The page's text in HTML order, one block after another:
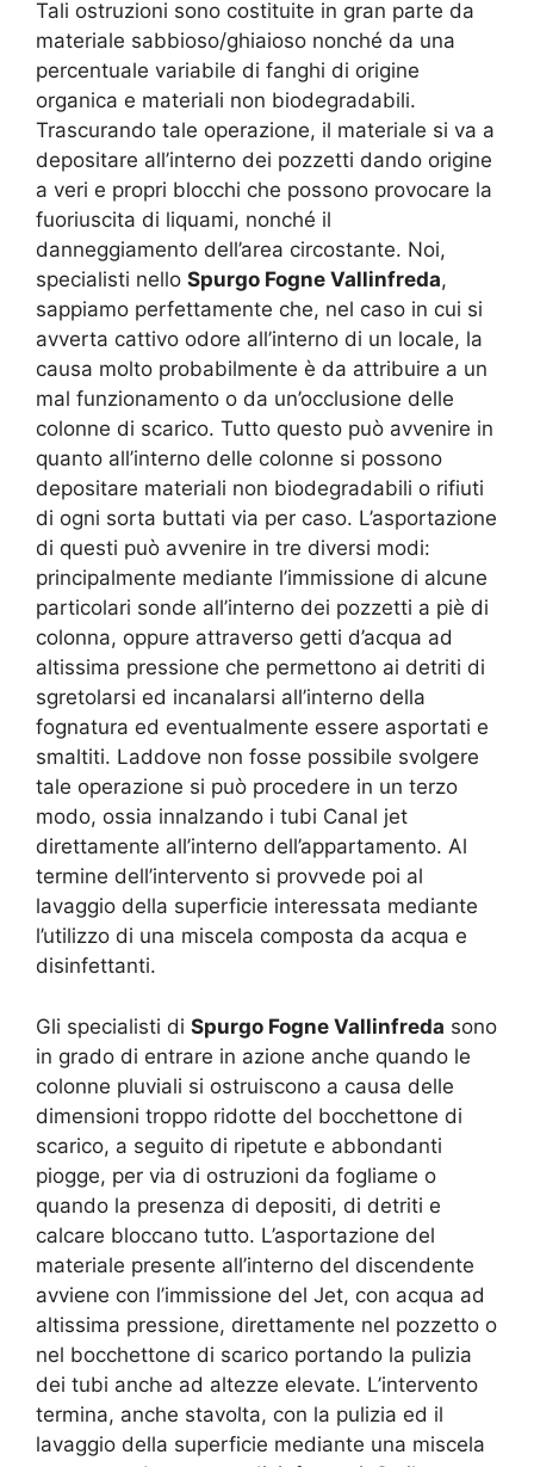
Tali ostruzioni sono costituite in gran parte da
materiale sabbioso/ghiaioso nonché da una
percentuale variabile di fanghi di origine
organica e materiali non biodegradabili.
Trascurando tale operazione, il materiale si va a
depositare all’interno dei pozzetti dando origine
a veri e propri blocchi che possono provocare la
fuoriuscita di liquami, nonché il
danneggiamento dell’area circostante. Noi,
specialisti nello Spurgo Fogne Vallinfreda,
sappiamo perfettamente che, nel caso in cui si
avverta cattivo odore all’interno di un locale, la
causa molto probabilmente è da attribuire a un
mal funzionamento o da un’occlusione delle
colonne di scarico. Tutto questo può avvenire in
quanto all’interno delle colonne si possono
depositare materiali non biodegradabili o rifiuti
di ogni sorta buttati via per caso. L’asportazione
di questi può avvenire in tre diversi modi:
principalmente mediante l’immissione di alcune
particolari sonde all’interno dei pozzetti a piè di
colonna, oppure attraverso getti d’acqua ad
altissima pressione che permettono ai detriti di
sgretolarsi ed incanalarsi all’interno della
fognatura ed eventualmente essere asportati e
smaltiti. Laddove non fosse possibile svolgere
tale operazione si può procedere in un terzo
modo, ossia innalzando i tubi Canal jet
direttamente all’interno dell’appartamento. Al
termine dell’intervento si provvede poi al
lavaggio della superficie interessata mediante
l’utilizzo di una miscela composta da acqua e
disinfettanti.
Gli specialisti di Spurgo Fogne Vallinfreda sono
in grado di entrare in azione anche quando le
colonne pluviali si ostruiscono a causa delle
dimensioni troppo ridotte del bocchettone di
scarico, a seguito di ripetute e abbondanti
piogge, per via di ostruzioni da fogliame o
quando la presenza di depositi, di detriti e
calcare bloccano tutto. L’asportazione del
materiale presente all’interno del discendente
avviene con l’immissione del Jet, con acqua ad
altissima pressione, direttamente nel pozzetto o
nel bocchettone di scarico portando la pulizia
dei tubi anche ad altezze elevate. L’intervento
termina, anche stavolta, con la pulizia ed il
lavaggio della superficie mediante una miscela